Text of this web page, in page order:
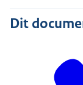
Dit